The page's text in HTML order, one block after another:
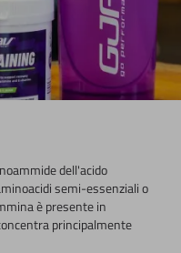
dell'acido
semi-essenziali o
è presente in
principalmente